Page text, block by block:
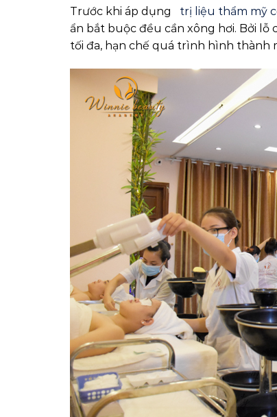
Trước khi áp dụng trị liệu thẩm mỹ
ẩn bắt buộc đều cần xông hơi. Bởi lỗ
tối đa, hạn chế quá trình hình thành